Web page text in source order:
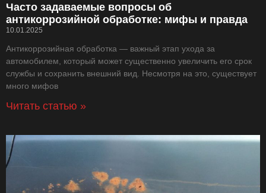
Часто задаваемые вопросы об
антикоррозийной обработке: мифы и правда
10.01.2025
Антикоррозийная обработка — важный этап ухода за
автомобилем, который может существенно увеличить его срок
службы и сохранить внешний вид. Несмотря на это, существует
много мифов
Читать статью »